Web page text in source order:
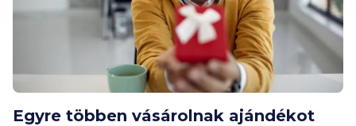
Egyre többen vásárolnak ajándékot